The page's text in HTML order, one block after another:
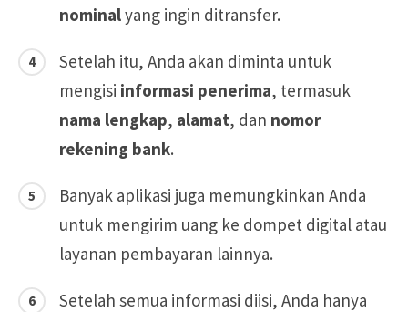
nominalyang ingin ditransfer.
Setelah itu, Anda akan diminta untuk
mengisi informasi penerima, termasuk
nama lengkap, alamat, dan nomor
rekening bank.
Banyak aplikasi juga memungkinkan Anda
untuk mengirim uang ke dompet digital atau
layanan pembayaran lainnya.
Setelah semua informasi diisi, Anda hanya